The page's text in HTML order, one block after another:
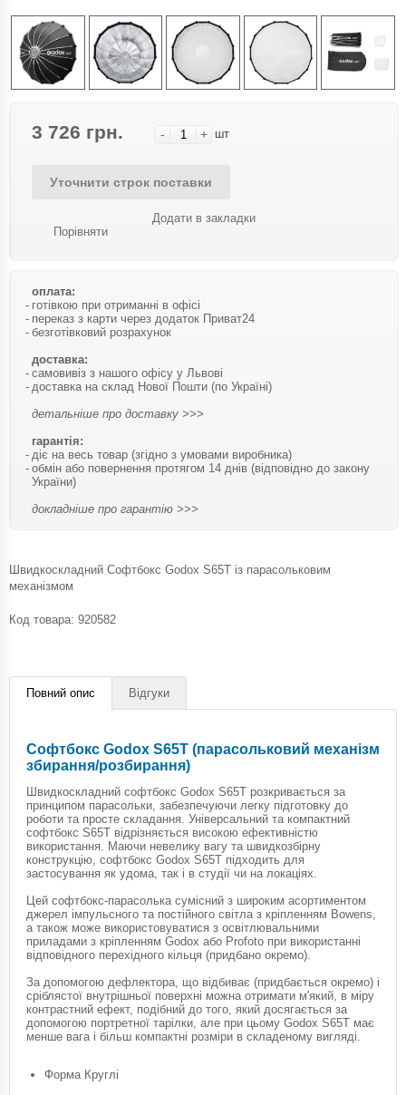
3 726 грн. - + шт
Уточнити строк поставки
Порівняти
Додати в закладки
оплата:
готівкою при отриманні в офісі
переказ з карти через додаток Приват24
безготівковий розрахунок
доставка:
самовивіз з нашого офісу у Львові
доставка на склад Нової Пошти (по Україні)
детальніше про доставку >>>
гарантія:
діє на весь товар (згідно з умовами виробника)
обмін або повернення протягом 14 днів (відповідно до закону
України)
докладніше про гарантію >>>
Швидкоскладний Софтбокс Godox S65T із парасольковим
механізмом
Код товара: 920582
Повний опис Відгуки
Софтбокс Godox S65T (парасольковий механізм
збирання/розбирання)
Швидкоскладний софтбокс Godox S65T розкривається за
принципом парасольки, забезпечуючи легку підготовку до
роботи та просте складання. Універсальний та компактний
софтбокс S65T відрізняється високою ефективністю
використання. Маючи невелику вагу та швидкозбірну
конструкцію, софтбокс Godox S65T підходить для
застосування як удома, так і в студії чи на локаціях.
Цей софтбокс-парасолька сумісний з широким асортиментом
джерел імпульсного та постійного світла з кріпленням Bowens,
а також може використовуватися з освітлювальними
приладами з кріпленням Godox або Profoto при використанні
відповідного перехідного кільця (придбано окремо).
За допомогою дефлектора, що відбиває (придбається окремо) і
сріблястої внутрішньої поверхні можна отримати м'який, в міру
контрастний ефект, подібний до того, який досягається за
допомогою портретної тарілки, але при цьому Godox S65T має
менше вага і більш компактні розміри в складеному вигляді.
Форма Круглі